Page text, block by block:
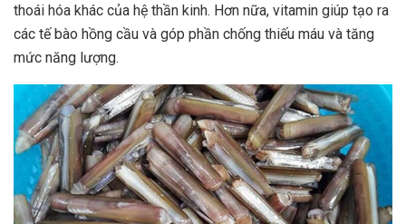
thoái hóa khác của hệ thần kinh. Hơn nữa, vitamin giúp tạo ra
các tế bào hồng cầu và góp phần chống thiếu máu và tăng
mức năng lượng.